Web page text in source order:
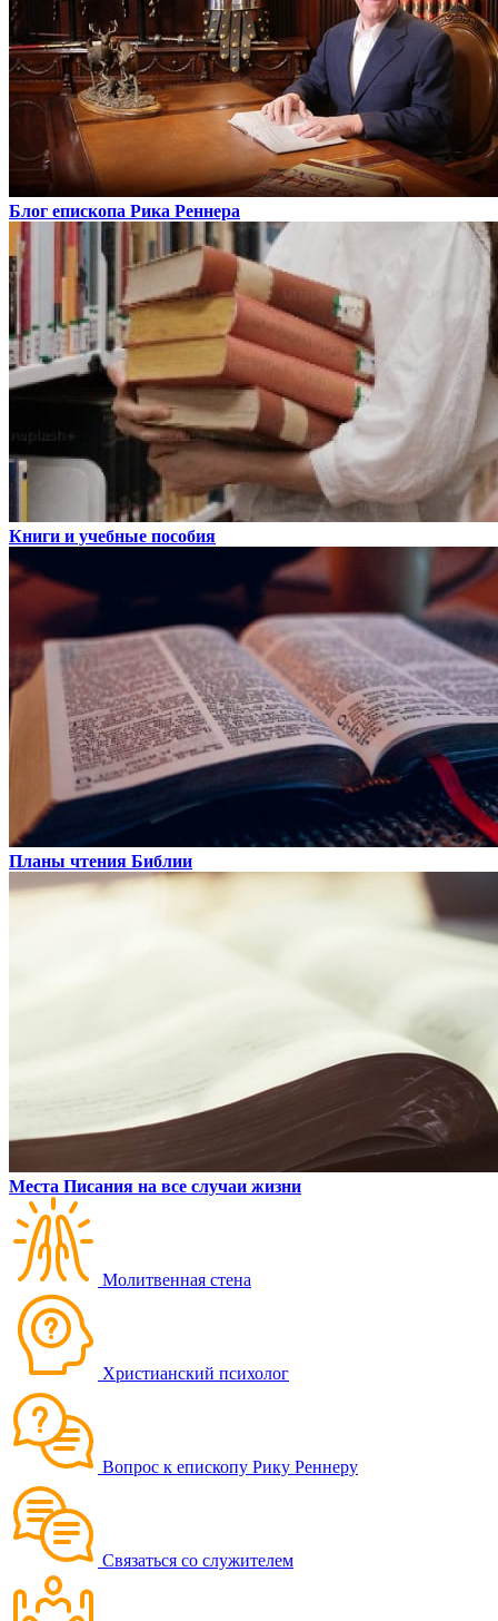
Блог епископа Рика Реннера
Книги и учебные пособия
Планы чтения Библии
Места Писания на все случаи жизни
Молитвенная стена
Христианский психолог
Вопрос к епископу Рику Реннеру
Связаться со служителем